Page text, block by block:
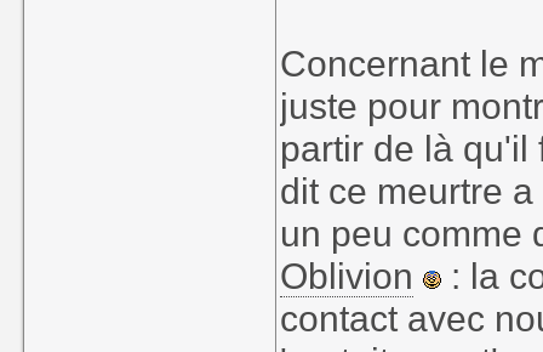
Concernant le
juste pour
partir de là qu'il
dit ce meurtre
un peu comme
Oblivion
: la
contact avec